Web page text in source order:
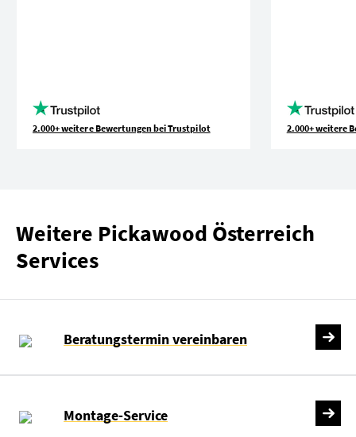
2.000+ weitere Bewertungen bei Trustpilot 2.000+ weitere
Weitere Pickawood Österreich
Services
Beratungstermin vereinbaren
Montage-Service